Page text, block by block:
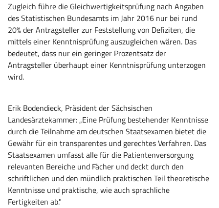
Zugleich führe die Gleichwertigkeitsprüfung nach Angaben
des Statistischen Bundesamts im Jahr 2016 nur bei rund
20% der Antragsteller zur Feststellung von Defiziten, die
mittels einer Kenntnisprüfung auszugleichen wären. Das
bedeutet, dass nur ein geringer Prozentsatz der
Antragsteller überhaupt einer Kenntnisprüfung unterzogen
wird.
Erik Bodendieck, Präsident der Sächsischen
Landesärztekammer: „Eine Prüfung bestehender Kenntnisse
durch die Teilnahme am deutschen Staatsexamen bietet die
Gewähr für ein transparentes und gerechtes Verfahren. Das
Staatsexamen umfasst alle für die Patientenversorgung
relevanten Bereiche und Fächer und deckt durch den
schriftlichen und den mündlich praktischen Teil theoretische
Kenntnisse und praktische, wie auch sprachliche
Fertigkeiten ab."